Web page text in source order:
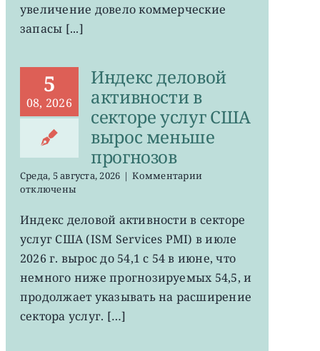
увеличение довело коммерческие
запасы [...]
5
08, 2026
Индекс деловой
активности в
секторе услуг США
вырос меньше
прогнозов
Среда, 5 августа, 2026 | Комментариик
деловой
активности
в
секторе
США
вырос
отключены
Индекс деловой активности в секторе
услуг США (ISM Services PMI) в июле
2026 г. вырос до 54,1 с 54 в июне, что
немного ниже прогнозируемых 54,5, и
продолжает указывать на расширение
сектора услуг. […]